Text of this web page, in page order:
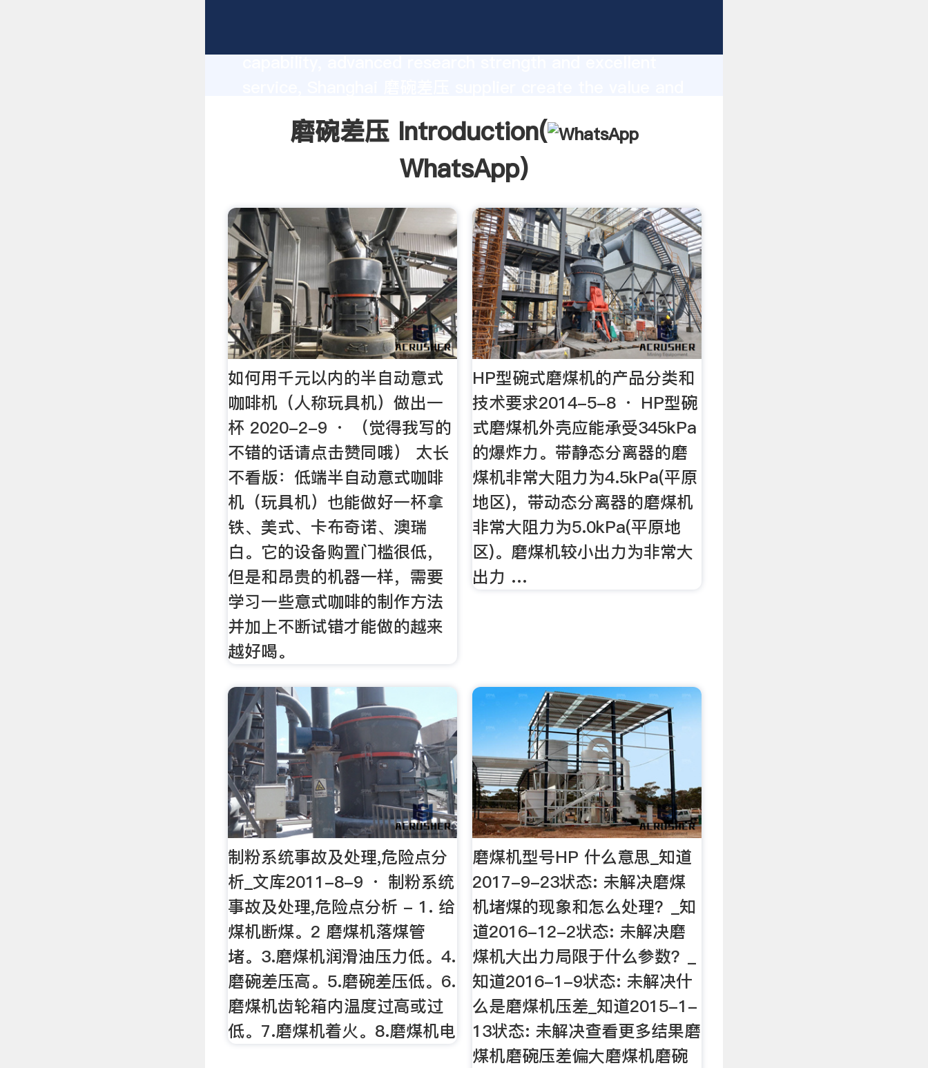
bring values to all of customers.
磨碗差压 Introduction(
WhatsApp)
如何用千元以内的半自动意式
咖啡机（人称玩具机）做出一
杯 2020-2-9 · （觉得我写的
不错的话请点击赞同哦） 太长
不看版：低端半自动意式咖啡
机（玩具机）也能做好一杯拿
铁、美式、卡布奇诺、澳瑞
白。它的设备购置门槛很低，
但是和昂贵的机器一样，需要
学习一些意式咖啡的制作方法
并加上不断试错才能做的越来
越好喝。
HP型碗式磨煤机的产品分类和
技术要求2014-5-8 · HP型碗
式磨煤机外壳应能承受345kPa
的爆炸力。带静态分离器的磨
煤机非常大阻力为4.5kPa(平原
地区)，带动态分离器的磨煤机
非常大阻力为5.0kPa(平原地
区)。磨煤机较小出力为非常大
出力 …
制粉系统事故及处理,危险点分
析_文库2011-8-9 · 制粉系统
事故及处理,危险点分析 - 1. 给
煤机断煤。2 磨煤机落煤管
堵。3.磨煤机润滑油压力低。4.
磨碗差压高。5.磨碗差压低。6.
磨煤机齿轮箱内温度过高或过
低。7.磨煤机着火。8.磨煤机电
磨煤机型号HP 什么意思_知道
2017-9-23状态: 未解决磨煤
机堵煤的现象和怎么处理？_知
道2016-12-2状态: 未解决磨
煤机大出力局限于什么参数？_
知道2016-1-9状态: 未解决什
么是磨煤机压差_知道2015-1-
13状态: 未解决查看更多结果磨
煤机磨碗压差偏大磨煤机磨碗